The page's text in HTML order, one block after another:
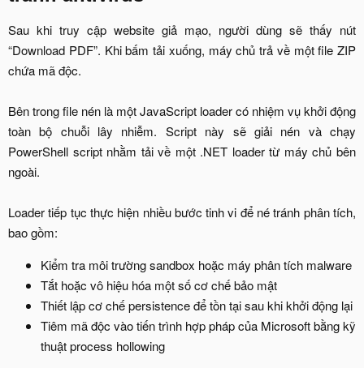
Sau khi truy cập website giả mạo, người dùng sẽ thấy nút
“Download PDF”. Khi bấm tải xuống, máy chủ trả về một file ZIP
chứa mã độc.
Bên trong file nén là một JavaScript loader có nhiệm vụ khởi động
toàn bộ chuỗi lây nhiễm. Script này sẽ giải nén và chạy
PowerShell script nhằm tải về một .NET loader từ máy chủ bên
ngoài.
Loader tiếp tục thực hiện nhiều bước tinh vi để né tránh phân tích,
bao gồm:​
Kiểm tra môi trường sandbox hoặc máy phân tích malware​
Tắt hoặc vô hiệu hóa một số cơ chế bảo mật​
Thiết lập cơ chế persistence để tồn tại sau khi khởi động lại​
Tiêm mã độc vào tiến trình hợp pháp của Microsoft bằng kỹ
thuật process hollowing​